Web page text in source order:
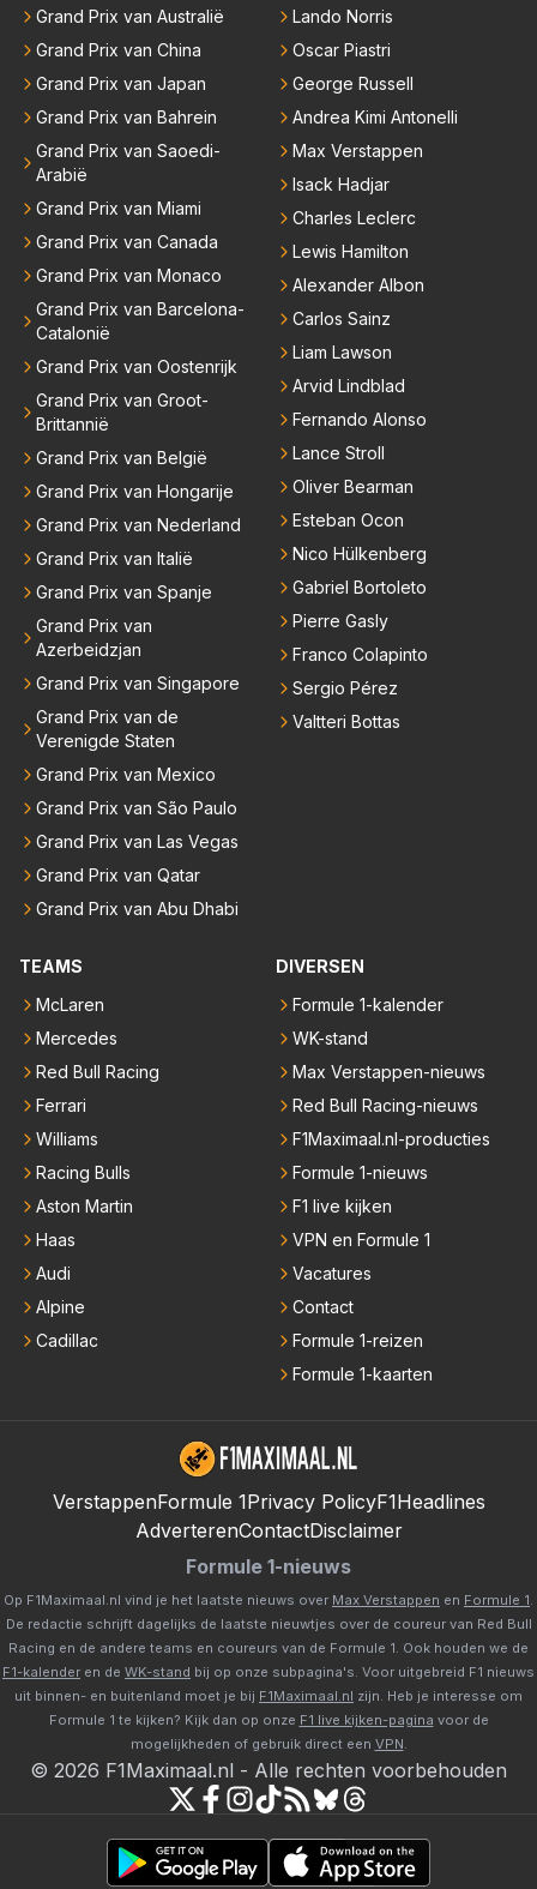
Grand Prix van Australië
Grand Prix van China
Grand Prix van Japan
Grand Prix van Bahrein
Grand Prix van Saoedi-
Arabië
Grand Prix van Miami
Grand Prix van Canada
Grand Prix van Monaco
Grand Prix van Barcelona-
Catalonië
Grand Prix van Oostenrijk
Grand Prix van Groot-
Brittannië
Grand Prix van België
Grand Prix van Hongarije
Grand Prix van Nederland
Grand Prix van Italië
Grand Prix van Spanje
Grand Prix van
Azerbeidzjan
Grand Prix van Singapore
Grand Prix van de
Verenigde Staten
Grand Prix van Mexico
Grand Prix van São Paulo
Grand Prix van Las Vegas
Grand Prix van Qatar
Grand Prix van Abu Dhabi
Lando Norris
Oscar Piastri
George Russell
Andrea Kimi Antonelli
Max Verstappen
Isack Hadjar
Charles Leclerc
Lewis Hamilton
Alexander Albon
Carlos Sainz
Liam Lawson
Arvid Lindblad
Fernando Alonso
Lance Stroll
Oliver Bearman
Esteban Ocon
Nico Hülkenberg
Gabriel Bortoleto
Pierre Gasly
Franco Colapinto
Sergio Pérez
Valtteri Bottas
TEAMS
McLaren
Mercedes
Red Bull Racing
Ferrari
Williams
Racing Bulls
Aston Martin
Haas
Audi
Alpine
Cadillac
DIVERSEN
Formule 1-kalender
WK-stand
Max Verstappen-nieuws
Red Bull Racing-nieuws
F1Maximaal.nl-producties
Formule 1-nieuws
F1 live kijken
VPN en Formule 1
Vacatures
Contact
Formule 1-reizen
Formule 1-kaarten
VerstappenFormule 1Privacy PolicyF1Headlines
AdverterenContactDisclaimer
Formule 1-nieuws
Op F1Maximaal.nl vind je het laatste nieuws over Max Verstappen en Formule 1.
De redactie schrijft dagelijks de laatste nieuwtjes over de coureur van Red Bull
Racing en de andere teams en coureurs van de Formule 1. Ook houden we de
F1-kalender en de WK-stand bij op onze subpagina's. Voor uitgebreid F1 nieuws
uit binnen- en buitenland moet je bij F1Maximaal.nl zijn. Heb je interesse om
Formule 1 te kijken? Kijk dan op onze F1 live kijken-pagina voor de
mogelijkheden of gebruik direct een VPN.
© 2026 F1Maximaal.nl - Alle rechten voorbehouden